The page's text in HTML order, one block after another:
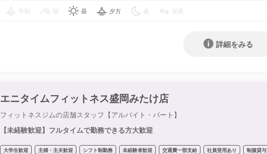
早朝 朝 昼 夕方 夜 深夜
詳細をみる
エニタイムフィットネス盛岡みたけ店
フィットネスジムの店舗スタッフ【アルバイト・パート】
【未経験歓迎】フルタイムで勤務できる方大歓迎
大学生歓迎 主婦・主夫歓迎 シフト制勤務 未経験者歓迎 交通費一部支給 社員登用あり 制服貸与